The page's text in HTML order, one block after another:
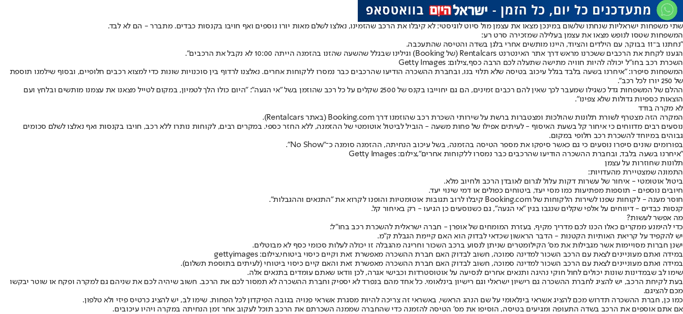
שתי משפחות ישראליות שנחתו שלשום במינכן מצאו את עצמן מול סיוט לוגיסטי: לא קיבלו את הרכב שהזמינו, נאלצו לשלם מאות יורו נוספים ואף חויבו בקנסות כבדים. מתברר - הם לא לבד.
המשפחות שטסו לנופש מצאו את עצמן בעלילה שמזכירה סרט רע:
"נחתנו ב־11 בבוקר, עם הילדים והציוד, היינו מותשים אחרי בלגן בשדה והטיסה שהתעכבה.
הגענו לקחת את הרכבים ששכרנו מראש דרך אתר האינטרנט Rentalcars (של Booking) וגילינו שבגלל שהשעה שהזנו בהזמנה הייתה 10:00 לא נקבל את הרכבים".
השכרת רכב בחו"ל יכולה להיות חוויה מתישה שתעלה לכם הרבה כסף,צילום: Getty Images
המשפחות סיפרו: "איחרנו בשעה בלבד בגלל עיכוב בטיסה שלא תלוי בנו, ובחברת ההשכרה הודיעו שהרכבים כבר נמסרו ללקוחות אחרים. נאלצנו לרדוף בין סוכנויות שונות כדי למצוא רכבים חלופיים, ובסוף שילמנו תוספת
של 250 יורו לכל רכב".
ההלם של המשפחות גדל כשגילו שמעבר לכך שאין להם רכבים זמינים, הם גם יחוייבו בקנס של 2500 שקלים על כל רכב שהוזמן בשל "אי הגעה": "היום כולו הלך לטמיון, במקום לטייל מצאנו את עצמנו מותשים ובלחץ ועם
הוצאות כספיות גדולות שלא צפינו".
לא מקרה בודד
המקרה הזה מצטרף לשורת תלונות שהולכות ומצטברות ברשת על שירותי השכרת רכב שהוזמנו דרך Booking.com (באתר Rentalcars).
נוסעים רבים מדווחים כי איחור קל בשעת האיסוף - לעיתים אפילו של פחות משעה - הוביל לביטול אוטומטי של ההזמנה, ללא החזר כספי. במקרים רבים, לקוחות נותרו ללא רכב, חויבו בקנסות ואף נאלצו לשלם סכומים
גבוהים במיוחד להשכרת רכב חלופי במקום.
בפורומים שונים סיפרו נוסעים כי גם כאשר סיפקו את מספר הטיסה בהזמנה, בשל עיכוב הנחיתה, ההזמנה סומנה כ־"No Show".
"איחרנו בשעה בלבד, ובחברת ההשכרה הודיעו שהרכבים כבר נמסרו ללקוחות אחרים",צילום: Getty Images
תלונות שחוזרות על עצמן
התמונה שמצטיירת מהעדויות:
ביטול אוטומטי - איחור של עשרות דקות עלול לגרום לאובדן הרכב ולחיוב מלא.
חיובים נוספים - תוספות מפתיעות כמו מסי יעד, ביטוחים כפולים או דמי שינוי יעד.
חוסר מענה - לקוחות שפנו לשירות הלקוחות של Booking.com קיבלו לרוב תגובות אוטומטיות והופנו לקרוא את "התנאים וההגבלות".
קנסות כבדים - דיווחים על אלפי שקלים שנגבו בגין "אי הגעה", גם כשנוסעים כן הגיעו - רק באיחור קל.
מה אפשר לעשות?
כדי להימנע ממקרים כאלו הכנו לכם מדריך מקיף, בעזרת המומחים של אופרן - חברה ישראלית להשכרת רכב בחו״ל:
יש להקפיד על קריאת האותיות הקטנות - הדבר הראשון שכדאי לבדוק הוא האם קיימת הגבלת ק"מ.
ישנן חברות מסויימות אשר מגבילות את מס' הקילומטרים שניתן לנסוע ברכב השכור וחריגה מהגבלה זו יכולה לעלות סכומי כסף לא מבוטלים.
במידה ואתם מעוניינים לצאת עם הרכב השכור למדינה סמוכה, חשוב לבדוק האם חברת ההשכרה מאפשרת זאת וקיים כיסוי ביטוחי,צילום: gettyimages
במידה ואתם מעוניינים לצאת עם הרכב השכור למדינה סמוכה, חשוב לבדוק האם חברת ההשכרה מאפשרת זאת והאם קיים כיסוי ביטוחי (לעיתים בתוספת תשלום).
שימו לב שבמדינות שונות יכולים לחול חוקי נהיגה ותנאים אחרים לנסיעה על אוטוסטרדות וכבישי אגרה, לכן וודאו שאתם עומדים בתנאים אלה.
בעת לקיחת הרכב, יש להציג לחברת ההשכרה גם רישיון ישראלי וגם רישיון בינלאומי. כל אחד מהם בנפרד לא יספיק וחברת ההשכרה לא תמסור לכם את הרכב. חשוב שיהיה לכם את שניהם גם למקרה ופקח או שוטר יבקשו
מכם להציגם.
כמו כן, חברת ההשכרה תדרוש מכם להציג אשראי בינלאומי על שם הנהג הראשי, באשראי זה צריכה להיות מסגרת אשראי פנויה בגובה הפיקדון לכל הפחות. שימו לב, יש להציג כרטיס פיזי ולא טלפון.
אם אתם אוספים את הרכב בשדה התעופה ומגיעים בטיסה, הוסיפו את מס' הטיסה להזמנה כדי שהחברה שממנה השכרתם את הרכב תוכל לעקוב אחר זמן הנחיתה במקרה ויהיו עיכובים.